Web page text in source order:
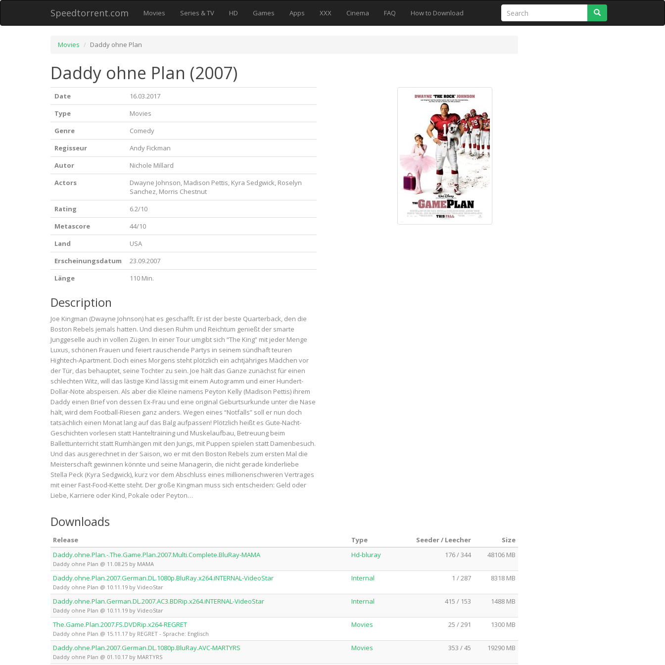
Speedtorrent.com Movies Series & TV HD Games Apps XXX Cinema FAQ How to Download
Movies Daddy ohne Plan
Daddy ohne Plan (2007)
Date
16.03.2017
Type
Movies
Genre
Comedy
Regisseur
Andy Fickman
Autor
Nichole Millard
Actors
Dwayne Johnson, Madison Pettis, Kyra Sedgwick, Roselyn
Sanchez, Morris Chestnut
Rating
6.2/10
Metascore
44/10
Land
USA
Erscheinungsdatum
23.09.2007
Länge
110 Min.
Description
Joe Kingman (Dwayne Johnson) hat es geschafft. Er ist der beste Quarterback, den die
Boston Rebels jemals hatten. Und diesen Ruhm und Reichtum genießt der smarte
Junggeselle auch in vollen Zügen. In einer Tour umgibt sich “The King” mit jeder Menge
Luxus, schönen Frauen und feiert rauschende Partys in seinem sündhaft teuren
Hightech-Apartment. Doch eines Morgens steht plötzlich ein achtjähriges Mädchen vor
der Tür, das behauptet, seine Tochter zu sein. Joe hält das Ganze zunächst für einen
schlechten Witz, will das lästige Kind lässig mit einem Autogramm und einer Hundert-
Dollar-Note abspeisen. Als aber die Kleine namens Peyton Kelly (Madison Pettis) ihrem
Daddy einen Brief von dessen Ex-Frau und eine original Geburtsurkunde unter die Nase
hält, wird dem Football-Riesen ganz anders. Wegen eines “Notfalls” soll er nun doch
tatsächlich einen Monat lang auf das Balg aufpassen! Plötzlich heißt es Gute-Nacht-
Geschichten vorlesen statt Hanteltraining und Muskelaufbau, Betreuung beim
Ballettunterricht statt Rumhängen mit den Jungs, mit Puppen spielen statt Damenbesuch.
Und das ausgerechnet in der Saison, wo er mit den Boston Rebels zum ersten Mal die
Meisterschaft gewinnen könnte und seine Managerin, die nicht gerade kinderliebe
Stella Peck (Kyra Sedgwick), kurz vor dem Abschluss eines millionenschweren Vertrages
mit einer Fast-Food-Kette steht. Der große Kingman muss sich entscheiden: Geld oder
Liebe, Karriere oder Kind, Pokale oder Peyton…
Downloads
Release Type Seeder / Leecher
Size
Daddy.ohne.Plan.-.The.Game.Plan.2007.Multi.Complete.BluRay-MAMA
Daddy ohne Plan @ 11.08.25 by MAMA
Hd-bluray 176 / 344 48106 MB
Daddy.ohne.Plan.2007.German.DL.1080p.BluRay.x264.iNTERNAL-VideoStar
Daddy ohne Plan @ 10.11.19 by VideoStar
Internal 1 / 287 8318 MB
Daddy.ohne.Plan.German.DL.2007.AC3.BDRip.x264.iNTERNAL-VideoStar
Daddy ohne Plan @ 10.11.19 by VideoStar
Internal 415 / 153 1488 MB
The.Game.Plan.2007.FS.DVDRip.x264-REGRET
Daddy ohne Plan @ 15.11.17 by REGRET - Sprache: Englisch
Movies 25 / 291 1300 MB
Daddy.ohne.Plan.2007.German.DL.1080p.BluRay.AVC-MARTYRS
Daddy ohne Plan @ 01.10.17 by MARTYRS
Movies 353 / 45 19290 MB